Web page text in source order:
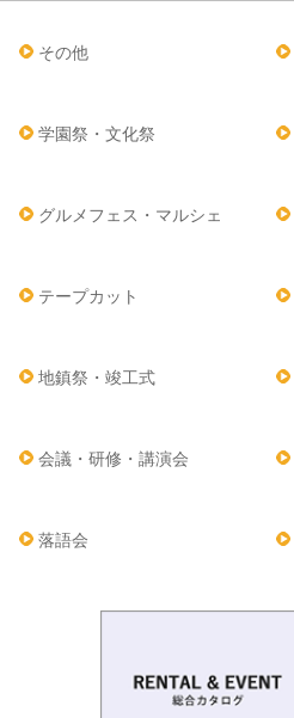
その他
学園祭・文化祭
グルメフェス・マルシェ
テープカット
地鎮祭・竣工式
会議・研修・講演会
落語会